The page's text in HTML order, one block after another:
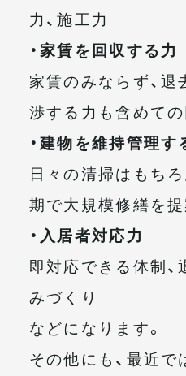
力、施工力
・家賃を回収する力
家賃のみならず、
渉する力も含めて
・建物を維持管理す
日々の清掃はもち
期で大規模修繕を
・入居者対応力
即対応できる体制
みづくり
などになります。
その他にも、最近